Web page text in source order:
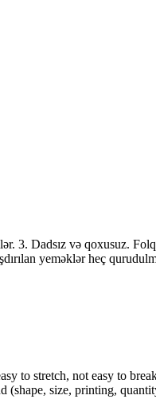
3. Dadsız və qoxusuz.
yeməklər heç
to stretch, not easy to
(shape, size, printing,